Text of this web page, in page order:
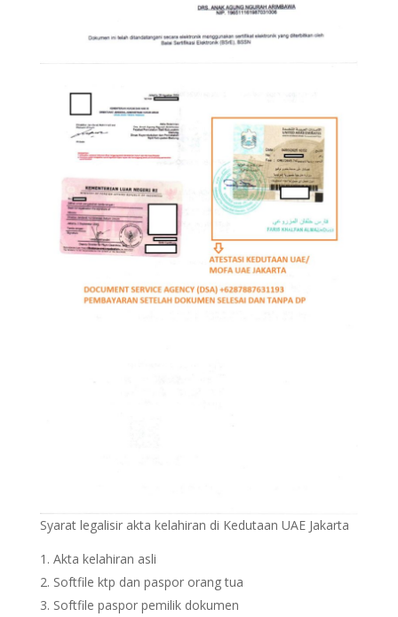
Syarat legalisir akta kelahiran di Kedutaan UAE Jakarta
Akta kelahiran asli
Softfile ktp dan paspor orang tua
Softfile paspor pemilik dokumen